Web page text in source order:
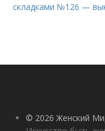
складками №126 —
© 2026 Женский